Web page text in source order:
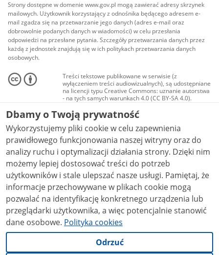
Strony dostępne w domenie www.gov.pl mogą zawierać adresy skrzynek
mailowych. Użytkownik korzystający z odnośnika będącego adresem e-
mail zgadza się na przetwarzanie jego danych (adres e-mail oraz
dobrowolnie podanych danych w wiadomości) w celu przesłania
odpowiedzi na przesłane pytania. Szczegóły przetwarzania danych przez
każdą z jednostek znajdują się w ich politykach przetwarzania danych
osobowych.
Treści tekstowe publikowane w serwisie (z
wyłączeniem treści audiowizualnych), są udostępniane
na licencji typu Creative Commons: uznanie autorstwa
- na tych samych warunkach 4.0 (CC BY-SA 4.0).
Materiały audiowizualne, w tym zdjęcia, materiały
audio i wideo, są udostępniane na licencji typu
Creative Commons: uznanie autorstwa użycie
niekomercyjne - bez utworów zależnych 4.0 (CC BY-
NC-ND 4.0), o ile nie jest to stwierdzone inaczej.
Dbamy o Twoją prywatność
Wykorzystujemy pliki cookie w celu zapewnienia
prawidłowego funkcjonowania naszej witryny oraz do
analizy ruchu i optymalizacji działania strony. Dzięki nim
możemy lepiej dostosować treści do potrzeb
użytkowników i stale ulepszać nasze usługi. Pamiętaj, że
informacje przechowywane w plikach cookie mogą
pozwalać na identyfikację konkretnego urządzenia lub
przeglądarki użytkownika, a więc potencjalnie stanowić
dane osobowe. Polityka cookies
Odrzuć